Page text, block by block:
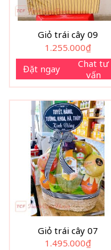
Giỏ trái cây 09
1.255.000₫
Đặt ngay
Chat tư
vấn
Giỏ trái cây 07
1.495.000₫